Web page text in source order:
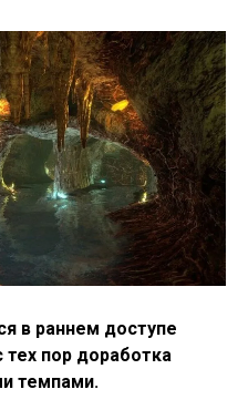
в раннем доступе
тех пор доработка
темпами.